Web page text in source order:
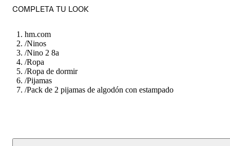
COMPLETA TU LOOK
hm.com
/Ninos
/Nino 2 8a
/Ropa
/Ropa de dormir
/Pijamas
/Pack de 2 pijamas de algodón con estampado